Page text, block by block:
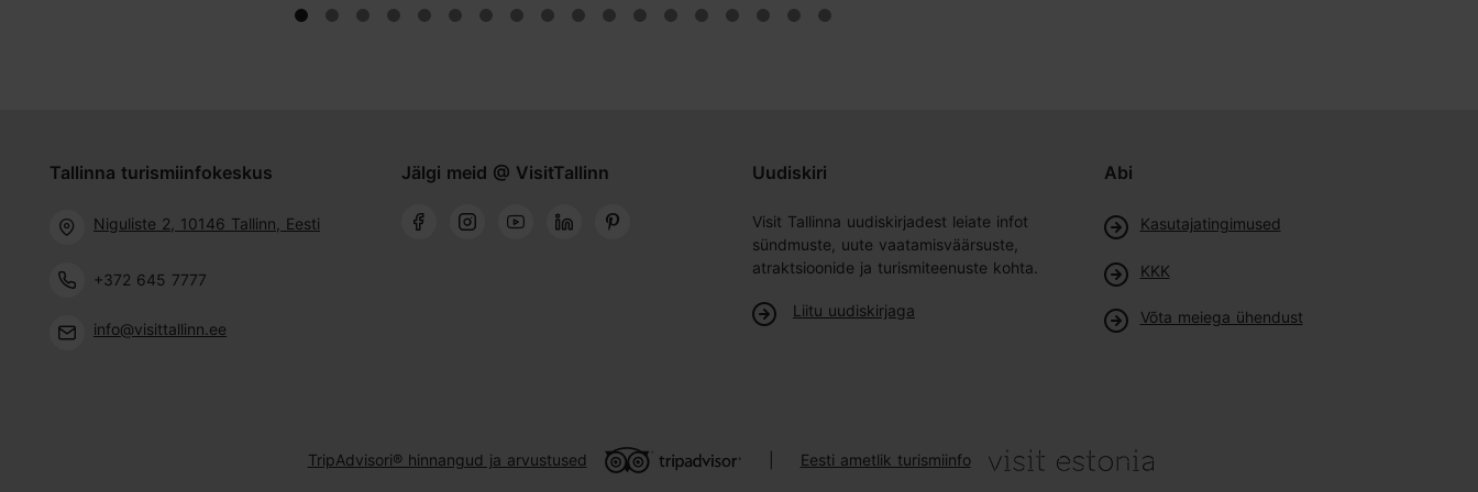
Tallinna turismiinfokeskus
Niguliste 2, 10146 Tallinn, Eesti
+372 645 7777
info@visittallinn.ee
Jälgi meid @ VisitTallinn Uudiskiri
Visit Tallinna uudiskirjadest leiate infot
sündmuste, uute vaatamisväärsuste,
atraktsioonide ja turismiteenuste kohta.
Liitu uudiskirjaga
Abi
Kasutajatingimused
KKK
Võta meiega ühendust
TripAdvisori® hinnangud ja arvustused Eesti ametlik turismiinfo